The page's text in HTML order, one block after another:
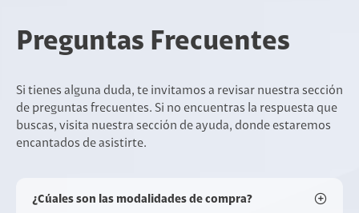
Preguntas Frecuentes
Si tienes alguna duda, te invitamos a revisar nuestra sección
de preguntas frecuentes. Si no encuentras la respuesta que
buscas, visita nuestra sección de ayuda, donde estaremos
encantados de asistirte.
¿Cúales son las modalidades de compra?